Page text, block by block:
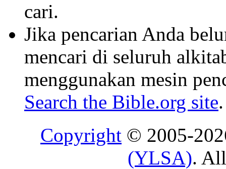
cari.
Jika pencarian Anda
mencari di seluruh
menggunakan mesin
Search the Bible.org site.
Copyright © 2005-
(YLSA).